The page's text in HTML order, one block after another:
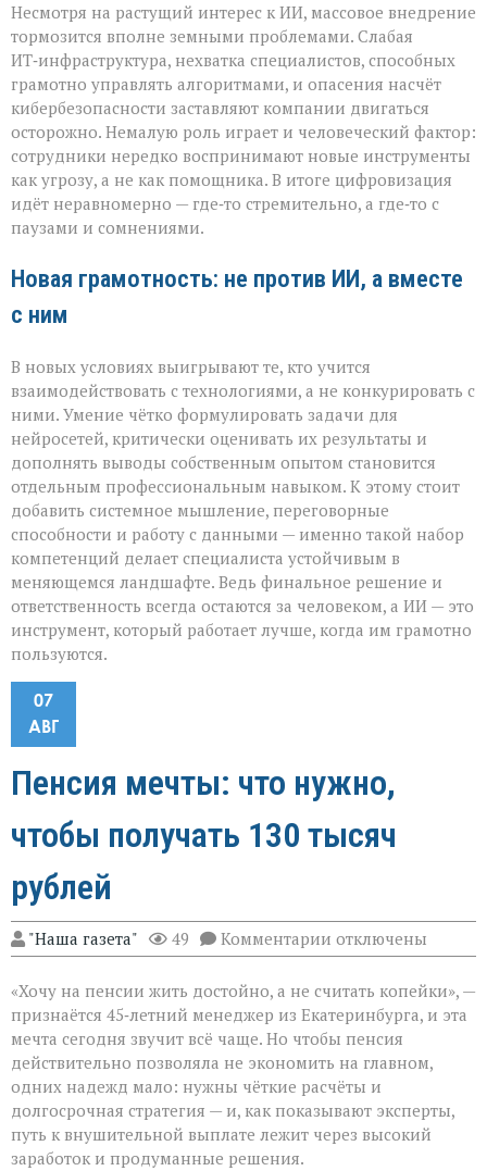
Несмотря на растущий интерес к ИИ, массовое внедрение
тормозится вполне земными проблемами. Слабая
ИТ‑инфраструктура, нехватка специалистов, способных
грамотно управлять алгоритмами, и опасения насчёт
кибербезопасности заставляют компании двигаться
осторожно. Немалую роль играет и человеческий фактор:
сотрудники нередко воспринимают новые инструменты
как угрозу, а не как помощника. В итоге цифровизация
идёт неравномерно — где‑то стремительно, а где‑то с
паузами и сомнениями.
Новая грамотность: не против ИИ, а вместе
с ним
В новых условиях выигрывают те, кто учится
взаимодействовать с технологиями, а не конкурировать с
ними. Умение чётко формулировать задачи для
нейросетей, критически оценивать их результаты и
дополнять выводы собственным опытом становится
отдельным профессиональным навыком. К этому стоит
добавить системное мышление, переговорные
способности и работу с данными — именно такой набор
компетенций делает специалиста устойчивым в
меняющемся ландшафте. Ведь финальное решение и
ответственность всегда остаются за человеком, а ИИ — это
инструмент, который работает лучше, когда им грамотно
пользуются.
07
АВГ
Пенсия мечты: что нужно,
чтобы получать 130 тысяч
рублей
"Наша газета" 49 Комментарии к
записи
мечты:
что
нужно,
чтобы
получать
130
тысяч
рублей
отключены
«Хочу на пенсии жить достойно, а не считать копейки», —
признаётся 45‑летний менеджер из Екатеринбурга, и эта
мечта сегодня звучит всё чаще. Но чтобы пенсия
действительно позволяла не экономить на главном,
одних надежд мало: нужны чёткие расчёты и
долгосрочная стратегия — и, как показывают эксперты,
путь к внушительной выплате лежит через высокий
заработок и продуманные решения.